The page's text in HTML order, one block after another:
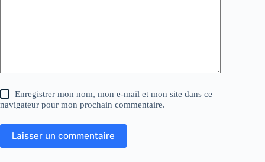
Enregistrer mon nom, mon e-mail et mon site dans ce
navigateur pour mon prochain commentaire.
Laisser un commentaire